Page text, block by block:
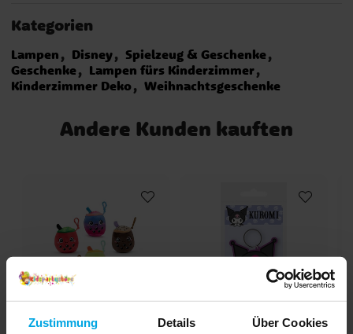
Zustimmung Details Über Cookies
Kategorien
Lampen Disney
Spielzeug & Geschenke
Geschenke
Lampen fürs Kinderzimmer
Kinderzimmer Deko
Weihnachtsgeschenke
Andere Kunden kauften